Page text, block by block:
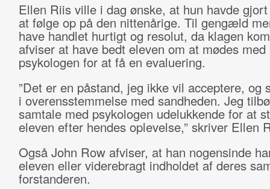
Ellen Riis ville i dag ønske, at hun havde
at følge op på den nittenårige. Til gengæld
have handlet hurtigt og resolut, da klagen
afviser at have bedt eleven om at mødes med
psykologen for at få en evaluering.
”Det er en påstand, jeg ikke vil acceptere, og
i overensstemmelse med sandheden. Jeg
samtale med psykologen udelukkende for at
eleven efter hendes oplevelse,” skriver Ellen
Også John Row afviser, at han nogensinde
eleven eller viderebragt indholdet af deres
forstanderen.